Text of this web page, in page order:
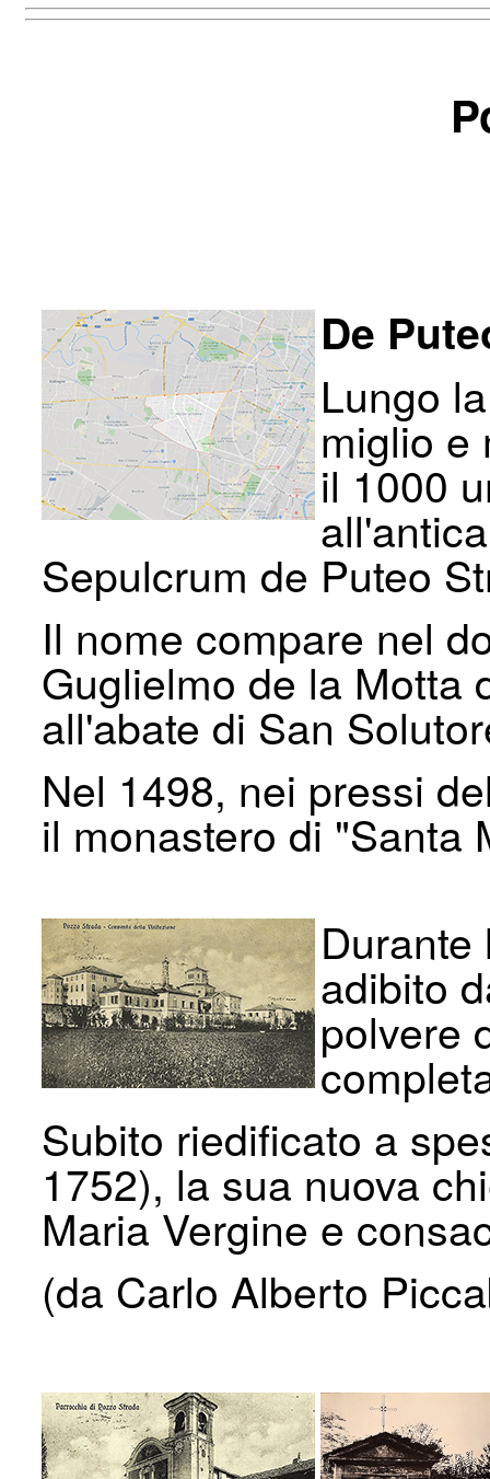
De
Lungo
miglio e
il 1000
Sepulcrum de Puteo
Il nome compare nel
Guglielmo de la Motta
all'abate di San
Nel 1498, nei pressi
il monastero di "Santa
adibito
polvere
Subito riedificato a
1752), la sua nuova
Maria Vergine e
(da Carlo Alberto